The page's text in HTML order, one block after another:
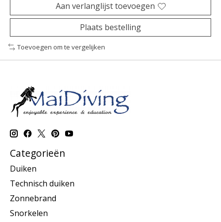
Aan verlanglijst toevoegen
Plaats bestelling
Toevoegen om te vergelijken
Categorieën
Duiken
Technisch duiken
Zonnebrand
Snorkelen